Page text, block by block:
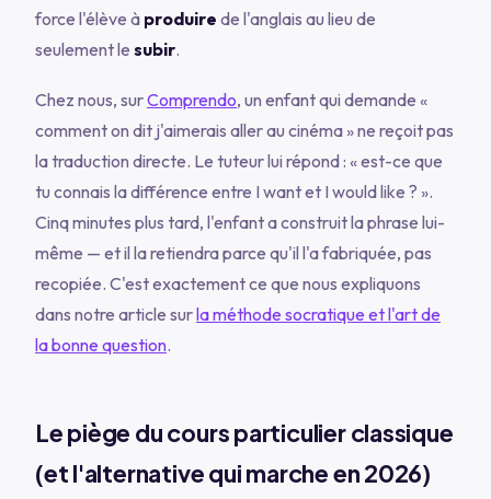
force l'élève à produire de l'anglais au lieu de
seulement le subir.
Chez nous, surComprendo, un enfant qui demande «
comment on dit j'aimerais aller au cinéma »ne reçoit pas
la traduction directe. Le tuteur lui répond : « est-ce que
tu connais la différence entre I want et I would like ? ».
Cinq minutes plus tard, l'enfant a construit la phrase lui-
même — et il la retiendra parce qu'il l'a fabriquée, pas
recopiée. C'est exactement ce que nous expliquons
dans notre article surla méthode socratique et l'art de
la bonne question.
Le piège du cours particulier classique
(et l'alternative qui marche en 2026)